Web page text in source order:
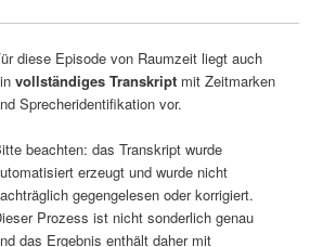
diese Episode von Raumzeit liegt auch
vollständiges Transkriptmit Zeitmarken
Sprecheridentifikation vor.
beachten: das Transkript wurde
erzeugt und wurde nicht
gegengelesen oder korrigiert.
Prozess ist nicht sonderlich genau
das Ergebnis enthält daher mit